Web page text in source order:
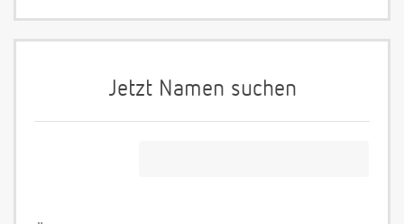
Jetzt Namen suchen